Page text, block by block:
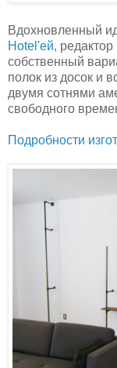
Вдохновленный
Hotel'ей,
собственный
полок из досок и
двумя сотнями
свободного
Подробности